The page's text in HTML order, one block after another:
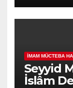
İMAM MÜCTEBA
Seyyid
İslâm